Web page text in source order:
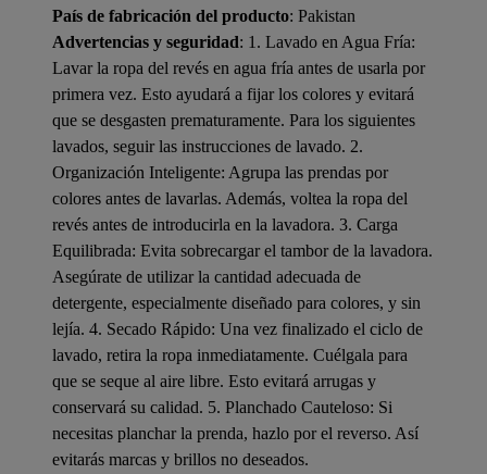
País de fabricación del producto: Pakistan
Advertencias y seguridad: 1. Lavado en Agua Fría:
Lavar la ropa del revés en agua fría antes de usarla por
primera vez. Esto ayudará a fijar los colores y evitará
que se desgasten prematuramente. Para los siguientes
lavados, seguir las instrucciones de lavado. 2.
Organización Inteligente: Agrupa las prendas por
colores antes de lavarlas. Además, voltea la ropa del
revés antes de introducirla en la lavadora. 3. Carga
Equilibrada: Evita sobrecargar el tambor de la lavadora.
Asegúrate de utilizar la cantidad adecuada de
detergente, especialmente diseñado para colores, y sin
lejía. 4. Secado Rápido: Una vez finalizado el ciclo de
lavado, retira la ropa inmediatamente. Cuélgala para
que se seque al aire libre. Esto evitará arrugas y
conservará su calidad. 5. Planchado Cauteloso: Si
necesitas planchar la prenda, hazlo por el reverso. Así
evitarás marcas y brillos no deseados.